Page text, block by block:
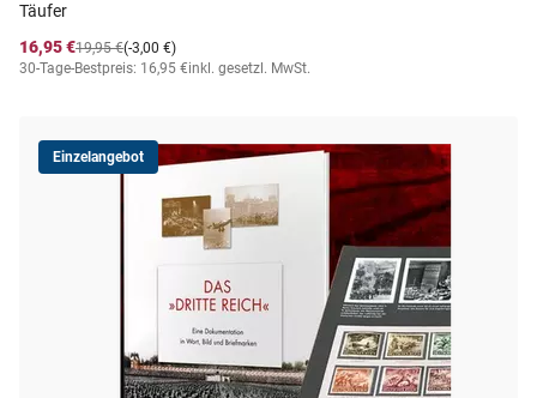
Täufer
16,95 €
(-3,00 €)
19,95 €
30-Tage-Bestpreis: 16,95 €inkl. gesetzl. MwSt.
Einzelangebot